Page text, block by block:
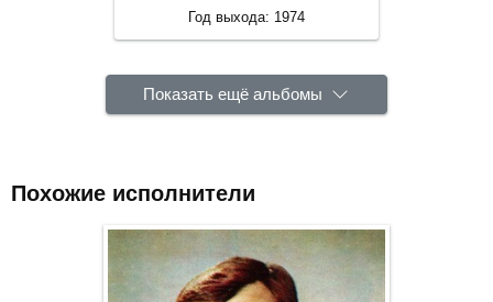
Год выхода: 1974
Показать ещё альбомы
Похожие исполнители